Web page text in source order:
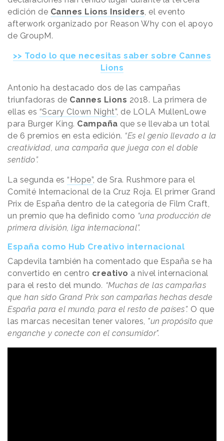
edición de Cannes Lions Insiders, el evento
afterwork organizado por Reason Why con el apoyo
de GroupM.
>> Todo lo que necesitas saber sobre Cannes
Lions
Antonio ha destacado dos de las campañas
triunfadoras de Cannes Lions 2018. La primera de
ellas es “Scary Clown Night”, de LOLA MullenLowe
para Burger King. Campaña que se llevaba un total
de 6 premios en esta edición. “Es el genio llevado a la
creatividad, una campaña que juega con el doble
sentido”.
La segunda es “Hope”, de Sra. Rushmore para el
Comité Internacional de la Cruz Roja. El primer Grand
Prix de España dentro de la categoría de Film Craft,
un premio que ha definido como “una producción de
primera división, liga internacional”.
España como Hub Creativo internacional
Capdevila también ha comentado que España se ha
convertido en centro creativo a nivel internacional
para el resto del mundo. “Muchas de las campañas
que han sido Grand Prix son campañas hechas desde
España para el mundo, para el resto de países”. O que
las marcas necesitan tener valores, "un propósito que
enganche y conecte con el consumidor".